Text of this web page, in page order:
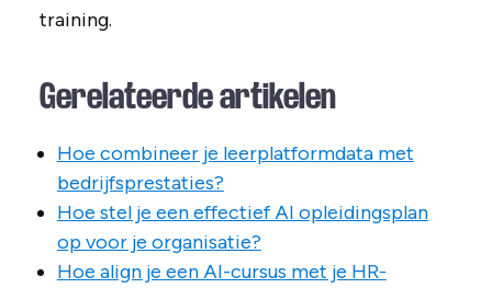
training.
Gerelateerde artikelen
Hoe combineer je leerplatformdata met
bedrijfsprestaties?
Hoe stel je een effectief AI opleidingsplan
op voor je organisatie?
Hoe align je een AI-cursus met je HR-